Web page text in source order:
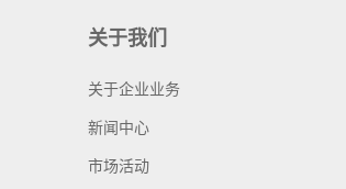
关于我们
关于企业业务
新闻中心
市场活动